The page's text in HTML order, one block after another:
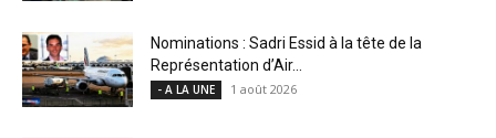
Nominations : Sadri Essid à la tête de la
Représentation d’Air...
- A LA UNE 1 août 2026